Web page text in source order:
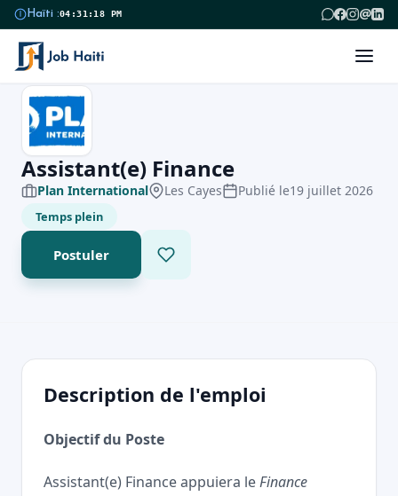
Haïti :04:31:18 PM @
Assistant(e) Finance
Plan International Les Cayes Publié le19 juillet 2026
Temps plein
Postuler
Description de l'emploi
Objectif du Poste
Assistant(e) Finance appuiera leFinance